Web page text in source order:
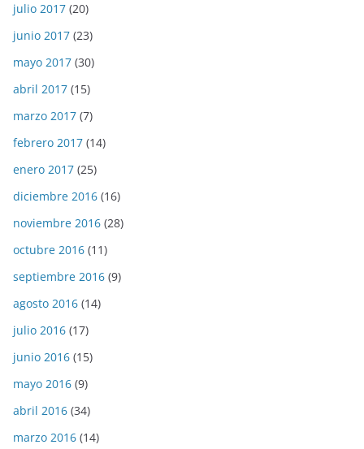
julio 2017 (20)
junio 2017 (23)
mayo 2017 (30)
abril 2017 (15)
marzo 2017 (7)
febrero 2017 (14)
enero 2017 (25)
diciembre 2016 (16)
noviembre 2016 (28)
octubre 2016 (11)
septiembre 2016 (9)
agosto 2016 (14)
julio 2016 (17)
junio 2016 (15)
mayo 2016 (9)
abril 2016 (34)
marzo 2016 (14)